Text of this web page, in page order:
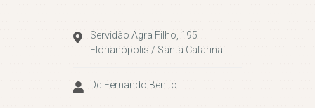
CONTATO
Servidão Agra Filho, 195
Florianópolis / Santa Catarina
Dc Fernando Benito